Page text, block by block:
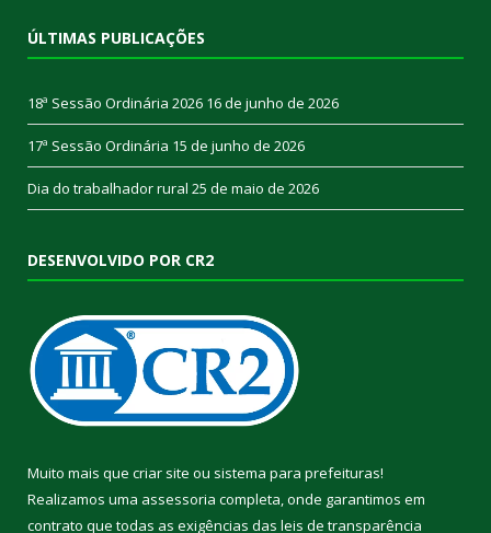
ÚLTIMAS PUBLICAÇÕES
18ª Sessão Ordinária 2026 16 de junho de 2026
17ª Sessão Ordinária 15 de junho de 2026
Dia do trabalhador rural 25 de maio de 2026
DESENVOLVIDO POR CR2
Muito mais que criar site ou sistema para prefeituras!
Realizamos uma assessoria completa, onde garantimos em
contrato que todas as exigências das leis de transparência